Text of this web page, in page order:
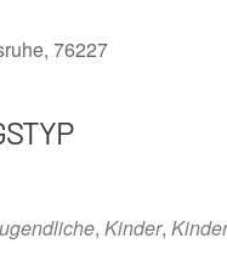
76227
, Kinder,